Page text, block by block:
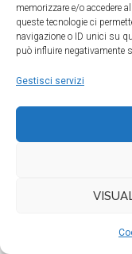
memorizzare e/o accedere
queste tecnologie ci
navigazione o ID unici su
può influire negativamente
Gestisci servizi